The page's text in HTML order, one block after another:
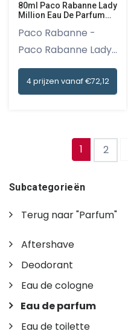
80ml Paco Rabanne Lady
Million Eau De Parfum
Paco Rabanne -
Paco Rabanne Lady
Million Ea...
4 prijzen vanaf €72,12
1 2
Subcategorieën
Terug naar "Parfum"
Aftershave
Deodorant
Eau de cologne
Eau de parfum
Eau de toilette